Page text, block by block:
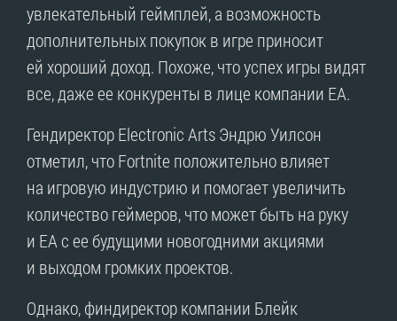
увлекательный геймплей, а возможность
дополнительных покупок в игре приносит
ей хороший доход. Похоже, что успех игры видят
все, даже ее конкуренты в лице компании EA.
Гендиректор Electronic Arts Эндрю Уилсон
отметил, что Fortnite положительно влияет
на игровую индустрию и помогает увеличить
количество геймеров, что может быть на руку
и EA с ее будущими новогодними акциями
и выходом громких проектов.
Однако, финдиректор компании Блейк